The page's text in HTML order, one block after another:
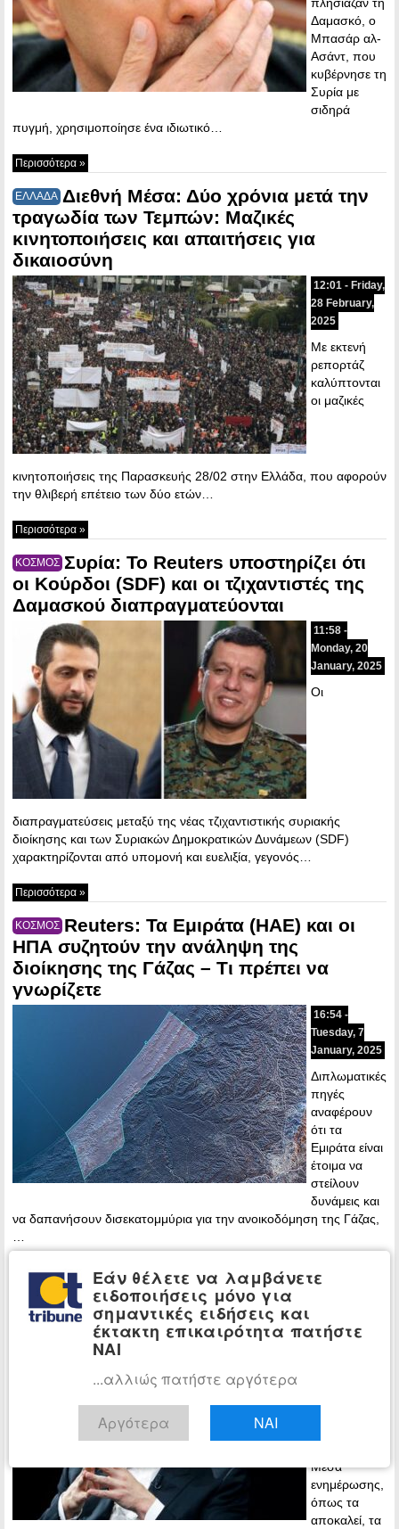
Δαμασκό, ο
Μπασάρ αλ-
Ασάντ, που
κυβέρνησε τη
Συρία με
σιδηρά
πυγμή, χρησιμοποίησε ένα ιδιωτικό…
Περισσότερα »
ΕΛΛΑΔΑ Διεθνή Μέσα: Δύο χρόνια μετά την
τραγωδία των Τεμπών: Μαζικές
κινητοποιήσεις και απαιτήσεις για
δικαιοσύνη
12:01 - Friday,
28 February,
2025
Με εκτενή
ρεπορτάζ
καλύπτονται
οι μαζικές
κινητοποιήσεις της Παρασκευής 28/02 στην Ελλάδα, που αφορούν
την θλιβερή επέτειο των δύο ετών…
Περισσότερα »
ΚΟΣΜΟΣ Συρία: Το Reuters υποστηρίζει ότι
οι Κούρδοι (SDF) και οι τζιχαντιστές της
Δαμασκού διαπραγματεύονται
11:58 -
Monday, 20
January, 2025
Οι
διαπραγματεύσεις μεταξύ της νέας τζιχαντιστικής συριακής
διοίκησης και των Συριακών Δημοκρατικών Δυνάμεων (SDF)
χαρακτηρίζονται από υπομονή και ευελιξία, γεγονός…
Περισσότερα »
ΚΟΣΜΟΣ Reuters: Τα Εμιράτα (ΗΑΕ) και οι
ΗΠΑ συζητούν την ανάληψη της
διοίκησης της Γάζας – Τι πρέπει να
γνωρίζετε
16:54 -
Tuesday, 7
January, 2025
Διπλωματικές
πηγές
αναφέρουν
ότι τα
Εμιράτα είναι
έτοιμα να
στείλουν
δυνάμεις και
να δαπανήσουν δισεκατομμύρια για την ανοικοδόμηση της Γάζας,
Περισσότερα »
MEDIA Μασκ εναντίον Reuters: Πήραν 300
εκατ. δολάρια για έρευνες εναντίον μου
2024
Μέσα
ενημέρωσης,
όπως τα
αποκαλεί, τα
Εάν θέλετε να λαμβάνετε
ειδοποιήσεις μόνο για
σημαντικές ειδήσεις και
έκτακτη επικαιρότητα πατήστε
ΝΑΙ
...αλλιώς πατήστε αργότερα
Αργότερα ΝΑΙ